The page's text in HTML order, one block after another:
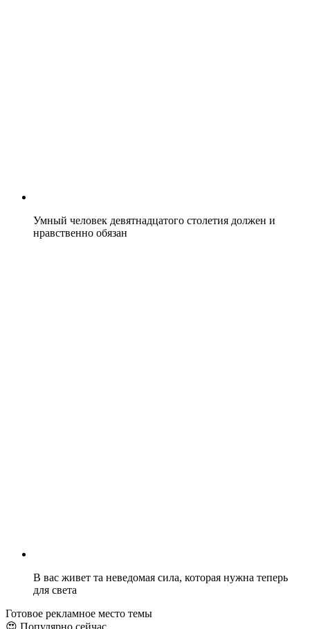
Умный человек девятнадцатого столетия должен и
нравственно обязан
В вас живет та неведомая сила, которая нужна теперь
для света
Готовое рекламное место темы
😍 Популярно сейчас